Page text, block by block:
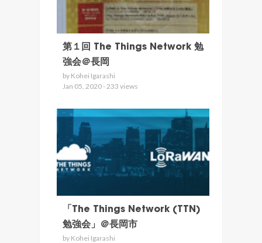
第１回 The Things Network 勉
強会＠長岡
by Kohei Igarashi
Jan 05, 2020 - 233 views
「The Things Network (TTN)
勉強会」＠長岡市
by Kohei Igarashi